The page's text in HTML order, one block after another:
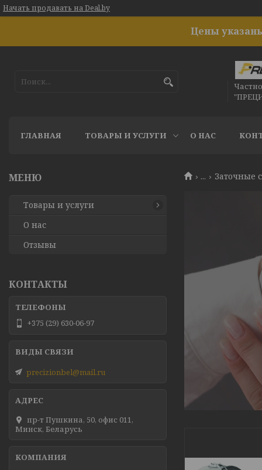
Начать продавать на Deal.by
Цены
ГЛАВНАЯ ТОВАРЫ И УСЛУГИ О НАС
... Заточные
Товары и услуги
О нас
Отзывы
КОНТАКТЫ
+375 (29) 630-06-97
precizionbel@mail.ru
пр-т Пушкина, 50, офис 011,
Минск, Беларусь